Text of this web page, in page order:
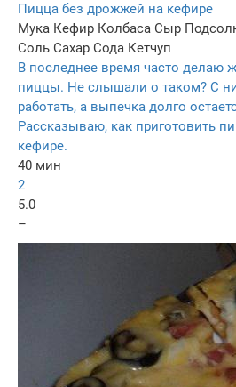
Пицца без дрожжей на кефире
Мука Кефир Колбаса Сыр
Соль Сахар Сода Кетчуп
В последнее время часто делаю
пиццы. Не слышали о таком? С
работать, а выпечка долго
Рассказываю, как приготовить
кефире.
40 мин
2
5.0
–